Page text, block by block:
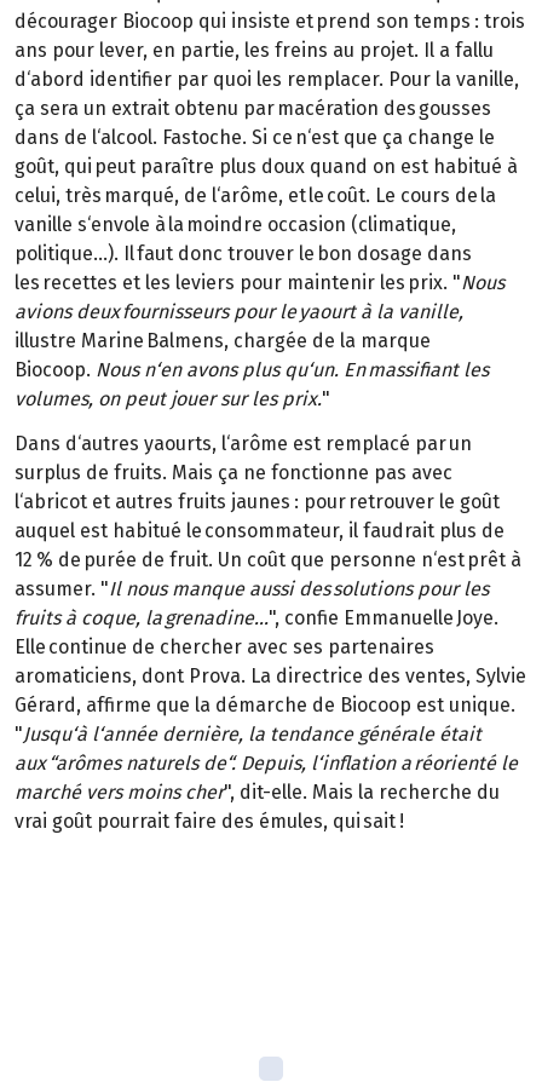
décourager Biocoop qui insiste et prend son temps : trois
ans pour lever, en partie, les freins au projet. Il a fallu
d‘abord identifier par quoi les remplacer. Pour la vanille,
ça sera un extrait obtenu par macération des gousses
dans de l‘alcool. Fastoche. Si ce n‘est que ça change le
goût, qui peut paraître plus doux quand on est habitué à
celui, très marqué, de l‘arôme, et le coût. Le cours de la
vanille s‘envole à la moindre occasion (climatique,
politique…). Il faut donc trouver le bon dosage dans
les recettes et les leviers pour maintenir les prix. "Nous
avions deux fournisseurs pour le yaourt à la vanille,
illustre Marine Balmens, chargée de la marque
Biocoop. Nous n‘en avons plus qu‘un. En massifiant les
volumes, on peut jouersur les prix."
Dans d‘autres yaourts, l‘arôme est remplacé par un
surplus de fruits. Mais ça ne fonctionne pas avec
l‘abricot et autres fruits jaunes : pour retrouver le goût
auquel est habitué le consommateur, il faudrait plus de
12 % de purée de fruit. Un coût que personne n‘est prêt à
assumer. "Il nous manque aussi des solutions pour les
fruits à coque, la grenadine...", confie Emmanuelle Joye.
Elle continue de chercher avec ses partenaires
aromaticiens, dont Prova. La directrice des ventes, Sylvie
Gérard, affirme que la démarche de Biocoop est unique.
"Jusqu‘à l‘année dernière, la tendance générale était
aux “arômes naturels de“. Depuis, l‘inflation a réorienté le
marché vers moins cher", dit-elle. Mais la recherche du
vrai goût pourrait faire des émules, qui sait !